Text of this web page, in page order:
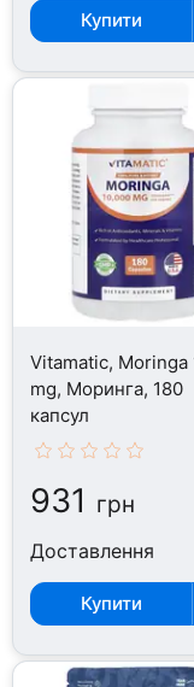
Купити
Vitamatic, Moringa
mg, Моринга, 180
капсул
931 грн
Доставлення
Купити